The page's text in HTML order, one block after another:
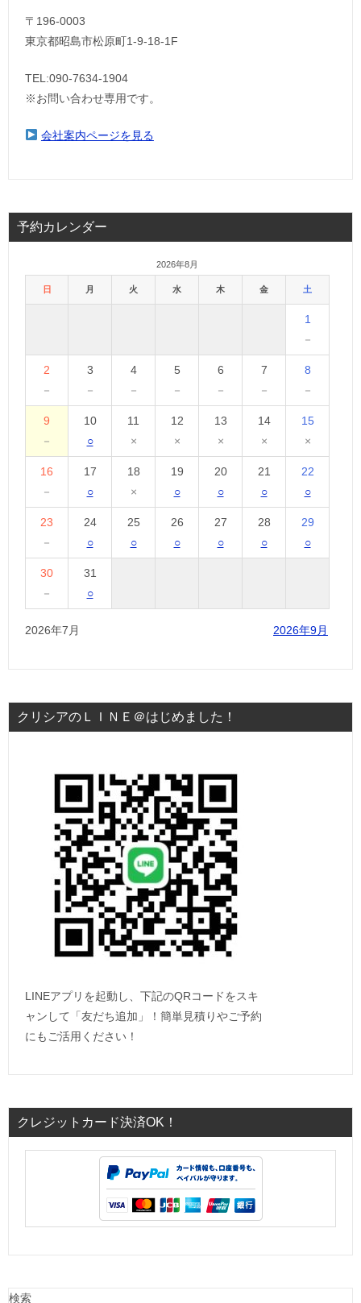
〒196-0003
東京都昭島市松原町1-9‐18‐1F
TEL:090-7634-1904
※お問い合わせ専用です。
会社案内ページを見る
予約カレンダー
2026年8月
日 月 火 水 木 金 土
1
－
2
－
3
－
4
－
5
－
6
－
7
－
8
－
9
－
10
○
11
×
12
×
13
×
14
×
15
×
16
－
17
○
18
×
19
○
20
○
21
○
22
○
23
－
24
○
25
○
26
○
27
○
28
○
29
○
30
－
31
○
2026年7月 2026年9月
クリシアのＬＩＮＥ＠はじめました！
LINEアプリを起動し、下記のQRコードをスキ
ャンして「友だち追加」！簡単見積りやご予約
にもご活用ください！
クレジットカード決済OK！
検索